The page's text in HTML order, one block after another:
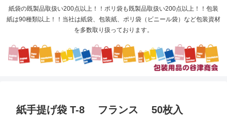
紙袋の既製品取扱い200点以上！！ポリ袋も既製品取扱い200点以上！！包装
紙は90種類以上！！当社は紙袋、包装紙、ポリ袋（ビニール袋）など包装資材
を多数取り扱っております。
紙手提げ袋 T-8 フランス 50枚入